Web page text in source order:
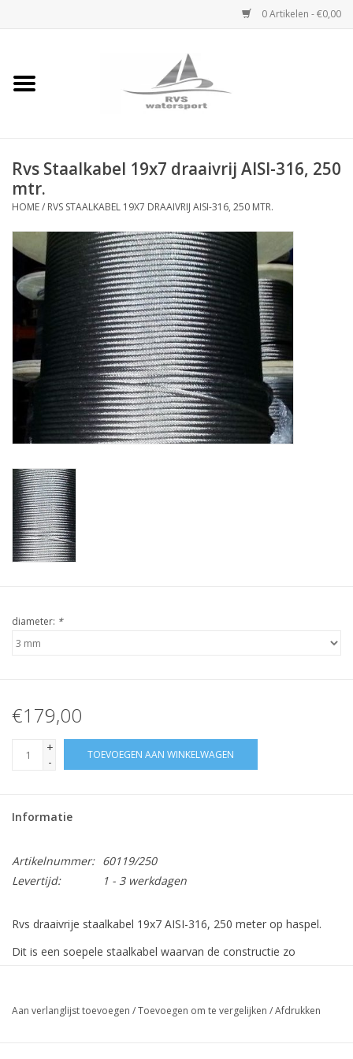
0 Artikelen - €0,00
Home
Rvs Dekbeslag
Rvs Accessoires
Rvs Ketting
Handlier
Staalkabel
Verstaging
Rvs Sluiting
Rvs Staalkabel spanner
Staalkabel met coating
Staalkabel Klem
Rvs Staalkabel 19x7 draaivrij AISI-316, 250
mtr.
HOME/ RVS STAALKABEL 19X7 DRAAIVRIJ AISI-316, 250 MTR.
diameter: *
€179,00
+
-
TOEVOEGEN AAN WINKELWAGEN
Informatie
Artikelnummer: 60119/250
Levertijd:
1 - 3 werkdagen
Rvs draaivrije staalkabel 19x7 AISI-316, 250 meter op haspel.
Dit is een soepele staalkabel waarvan de constructie zo
Aan verlanglijst toevoegen /Toevoegen om te vergelijken /Afdrukken